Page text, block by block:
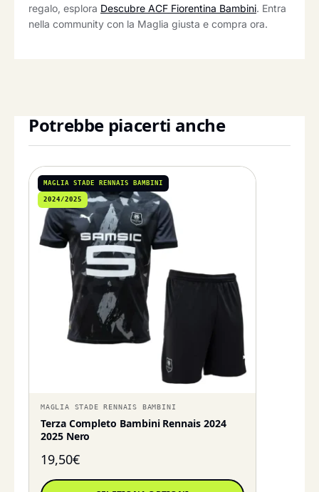
regalo, esplora Descubre ACF Fiorentina Bambini. Entra
nella community con la Maglia giusta e compra ora.
Potrebbe piacerti anche
MAGLIA STADE RENNAIS BAMBINI
2024/2025
MAGLIA STADE RENNAIS BAMBINI
Terza Completo Bambini Rennais 2024
2025 Nero
19,50€